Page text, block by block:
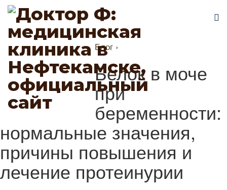
Блог ›
Белок в моче
при
беременности:
нормальные значения,
причины повышения и
лечение протеинурии